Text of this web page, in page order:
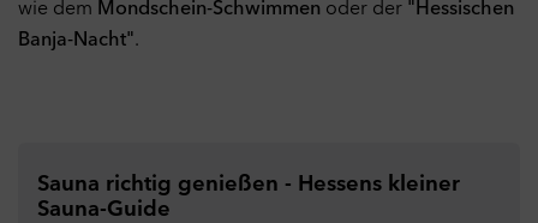
wie dem Mondschein-Schwimmen oder der "Hessischen
Banja-Nacht".
Sauna richtig genießen - Hessens kleiner
Sauna-Guide
Privatsphäreeinstellungen anpassen. Weitere Informationen
finden Sie in unserer
ermöglichen. Die Webseite kann ohne diese Cookies nicht
richtig funktionieren.